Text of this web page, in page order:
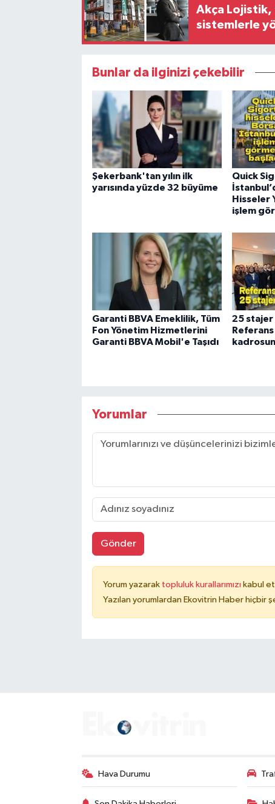
Akça
sistemlerle
Bunlar da ilginizi çekebilir
Şekerbank'tan yılın ilk
yarısında yüzde 32 büyüme
Quick
Hisseler
işlem
Garanti BBVA Emeklilik, Tüm
Fon Yönetim Hizmetlerini
Garanti BBVA Mobil'e Taşıdı
25 stajer
Yorumlar
Gönder
Yorum yazarak topluluk kurallarımızı kabul
Yazılan yorumlardan Ekovitrin Haber hiçbir
Hava Durumu